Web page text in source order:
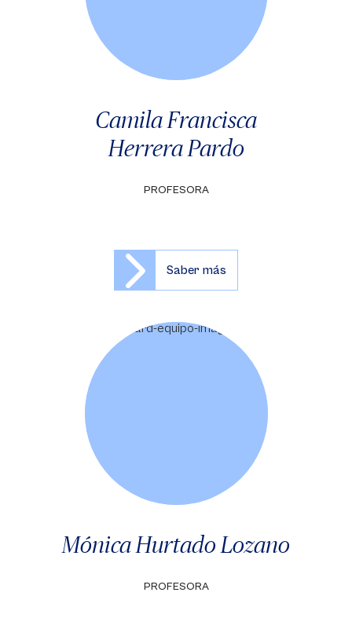
Camila Francisca
Herrera Pardo
PROFESORA
Saber más
Mónica Hurtado Lozano
PROFESORA